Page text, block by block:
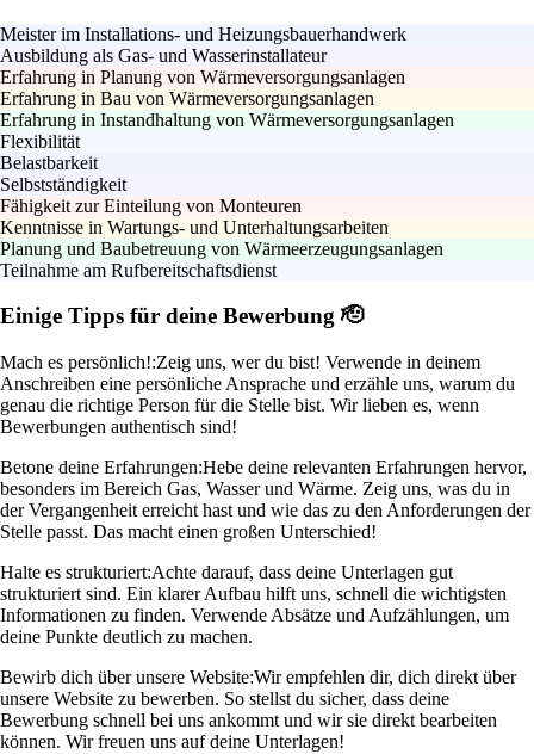
Meister im Installations- und Heizungsbauerhandwerk
Ausbildung als Gas- und Wasserinstallateur
Erfahrung in Planung von Wärmeversorgungsanlagen
Erfahrung in Bau von Wärmeversorgungsanlagen
Erfahrung in Instandhaltung von Wärmeversorgungsanlagen
Flexibilität
Belastbarkeit
Selbstständigkeit
Fähigkeit zur Einteilung von Monteuren
Kenntnisse in Wartungs- und Unterhaltungsarbeiten
Planung und Baubetreuung von Wärmeerzeugungsanlagen
Teilnahme am Rufbereitschaftsdienst
Einige Tipps für deine Bewerbung 🫡
Mach es persönlich!:Zeig uns, wer du bist! Verwende in deinem
Anschreiben eine persönliche Ansprache und erzähle uns, warum du
genau die richtige Person für die Stelle bist. Wir lieben es, wenn
Bewerbungen authentisch sind!
Betone deine Erfahrungen:Hebe deine relevanten Erfahrungen hervor,
besonders im Bereich Gas, Wasser und Wärme. Zeig uns, was du in
der Vergangenheit erreicht hast und wie das zu den Anforderungen der
Stelle passt. Das macht einen großen Unterschied!
Halte es strukturiert:Achte darauf, dass deine Unterlagen gut
strukturiert sind. Ein klarer Aufbau hilft uns, schnell die wichtigsten
Informationen zu finden. Verwende Absätze und Aufzählungen, um
deine Punkte deutlich zu machen.
Bewirb dich über unsere Website:Wir empfehlen dir, dich direkt über
unsere Website zu bewerben. So stellst du sicher, dass deine
Bewerbung schnell bei uns ankommt und wir sie direkt bearbeiten
können. Wir freuen uns auf deine Unterlagen!